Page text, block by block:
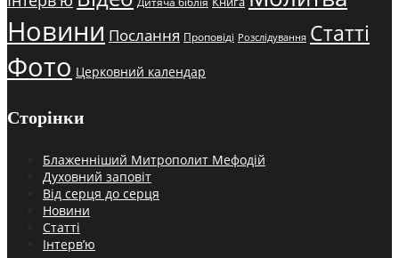
Новини Послання Проповіді Розслідування Статті
Фото Церковний календар
Сторінки
Блаженніший Митрополит Мефодій
Духовний заповіт
Від серця до серця
Новини
Статті
Інтерв’ю